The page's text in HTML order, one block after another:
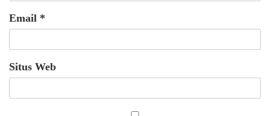
Email *
Situs Web